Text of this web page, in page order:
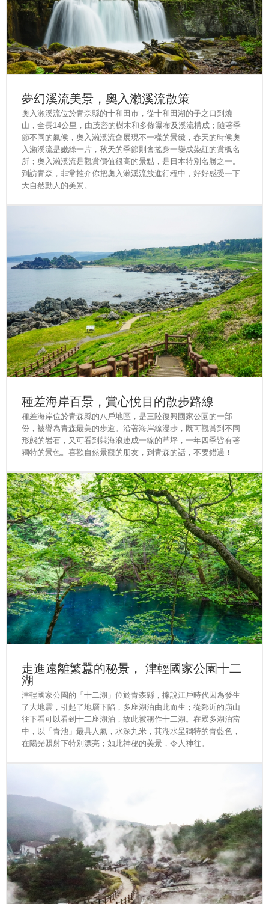
夢幻溪流美景，奧入瀨溪流散策
奧入瀨溪流位於青森縣的十和田市，從十和田湖的子之口到燒
山，全長14公里，由茂密的樹木和多條瀑布及溪流構成；隨著季
節不同的氣候，奧入瀨溪流會展現不一樣的景緻，春天的時候奧
入瀨溪流是嫩綠一片，秋天的季節則會搖身一變成染紅的賞楓名
所；奧入瀨溪流是觀賞價值很高的景點，是日本特別名勝之一。
到訪青森，非常推介你把奧入瀨溪流放進行程中，好好感受一下
大自然動人的美景。
種差海岸百景，賞心悅目的散步路線
種差海岸位於青森縣的八戶地區，是三陸復興國家公園的一部
份，被譽為青森最美的步道。沿著海岸線漫步，既可觀賞到不同
形態的岩石，又可看到與海浪連成一線的草坪，一年四季皆有著
獨特的景色。喜歡自然景觀的朋友，到青森的話，不要錯過！
走進遠離繁囂的秘景， 津輕國家公園十二
湖
津輕國家公園的「十二湖」位於青森縣，據說江戶時代因為發生
了大地震，引起了地層下陷，多座湖泊由此而生；從鄰近的崩山
往下看可以看到十二座湖泊，故此被稱作十二湖。在眾多湖泊當
中，以「青池」最具人氣，水深九米，其湖水呈獨特的青藍色，
在陽光照射下特別漂亮；如此神秘的美景，令人神往。